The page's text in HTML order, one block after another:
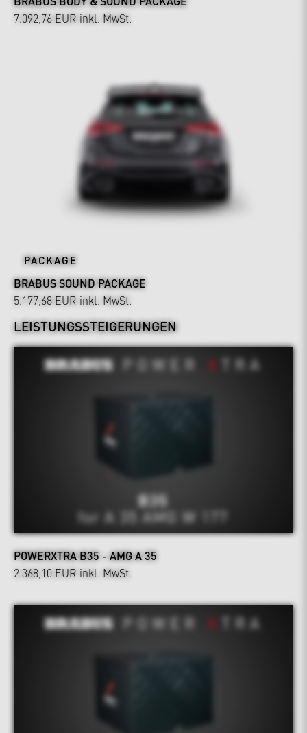
7.092,76 EUR inkl. MwSt.
PACKAGE
BRABUS SOUND PACKAGE
5.177,68 EUR inkl. MwSt.
LEISTUNGSSTEIGERUNGEN
POWERXTRA B35 - AMG A 35
2.368,10 EUR inkl. MwSt.